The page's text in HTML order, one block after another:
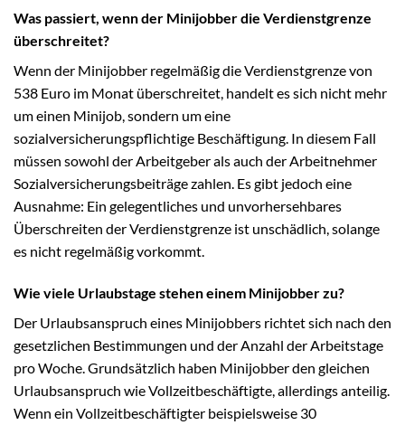
Was passiert, wenn der Minijobber die Verdienstgrenze
überschreitet?
Wenn der Minijobber regelmäßig die Verdienstgrenze von
538 Euro im Monat überschreitet, handelt es sich nicht mehr
um einen Minijob, sondern um eine
sozialversicherungspflichtige Beschäftigung. In diesem Fall
müssen sowohl der Arbeitgeber als auch der Arbeitnehmer
Sozialversicherungsbeiträge zahlen. Es gibt jedoch eine
Ausnahme: Ein gelegentliches und unvorhersehbares
Überschreiten der Verdienstgrenze ist unschädlich, solange
es nicht regelmäßig vorkommt.
Wie viele Urlaubstage stehen einem Minijobber zu?
Der Urlaubsanspruch eines Minijobbers richtet sich nach den
gesetzlichen Bestimmungen und der Anzahl der Arbeitstage
pro Woche. Grundsätzlich haben Minijobber den gleichen
Urlaubsanspruch wie Vollzeitbeschäftigte, allerdings anteilig.
Wenn ein Vollzeitbeschäftigter beispielsweise 30